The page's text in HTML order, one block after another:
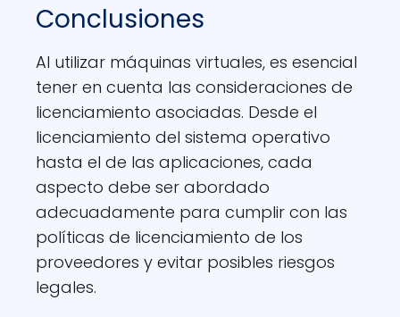
Conclusiones
Al utilizar máquinas virtuales, es esencial
tener en cuenta las consideraciones de
licenciamiento asociadas. Desde el
licenciamiento del sistema operativo
hasta el de las aplicaciones, cada
aspecto debe ser abordado
adecuadamente para cumplir con las
políticas de licenciamiento de los
proveedores y evitar posibles riesgos
legales.